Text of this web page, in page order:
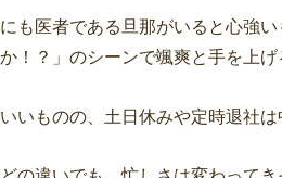
も医者である旦那がいると心強
！？」のシーンで颯爽と手を上げ
いものの、土日休みや定時退社は